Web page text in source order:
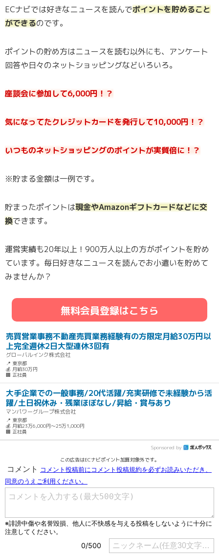
ECナビでは好きなニュースを読んでポイントを貯めること
ができるのです。
ポイントの貯め方はニュースを読む以外にも、アンケート
回答や日々のネットショッピングなどいろいろ。
座談会に参加して6,000円！？
気になってたクレジットカードを発行して10,000円！？
いつものネットショッピングのポイントが実質倍に！？
※貯まる金額は一例です。
貯まったポイントは現金やAmazonギフトカードなどに交
換できます。
運営実績も20年以上！900万人以上の方がポイントを貯め
ています。毎日好きなニュースを読んでお小遣いを貯めて
みませんか？
無料会員登録はこちら
売買営業事務不動産売買業務経験有の方限定月給30万円以
上完全週休2日大型連休3回有
グローバルインク株式会社
📍 東京都
💰 月給30万円
🏢 正社員
大手企業での一般事務/20代活躍/充実研修で未経験から活
躍/土日祝休み・残業ほぼなし/昇給・賞与あり
マンパワーグループ株式会社
📍 東京都
💰 月給23万6,000円～25万1,000円
🏢 正社員
Sponsored by
この広告はECナビポイント加算対象外です。